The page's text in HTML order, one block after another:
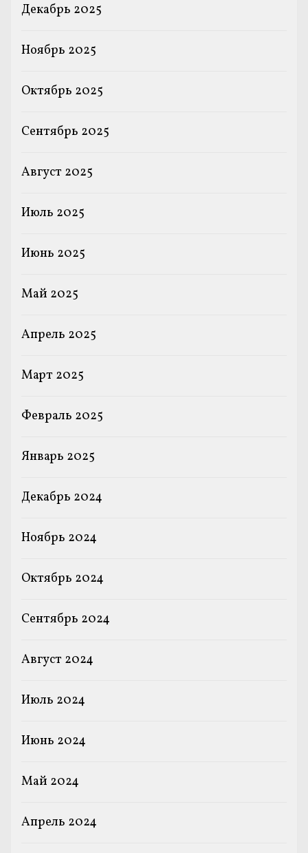
Декабрь 2025
Ноябрь 2025
Октябрь 2025
Сентябрь 2025
Август 2025
Июль 2025
Июнь 2025
Май 2025
Апрель 2025
Март 2025
Февраль 2025
Январь 2025
Декабрь 2024
Ноябрь 2024
Октябрь 2024
Сентябрь 2024
Август 2024
Июль 2024
Июнь 2024
Май 2024
Апрель 2024